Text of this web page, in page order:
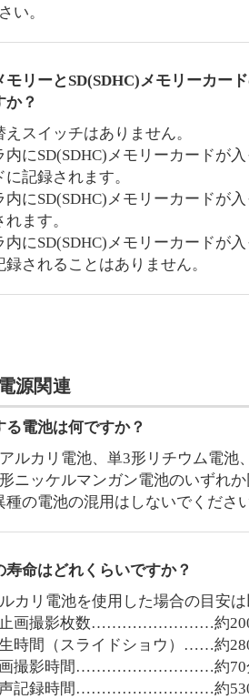
い。
モリーとSD(SDHC)メモリーカー
か？
えスイッチはありません。
内にSD(SDHC)メモリーカードが
に記録されます。
内にSD(SDHC)メモリーカードが
れます。
内にSD(SDHC)メモリーカードが
録されることはありません。
源関連
る電池は何ですか？
ルカリ電池、単3形リチウム電池
ニッケルマンガン電池のいずれ
種の電池の混用はしないでくださ
寿命はどれくらいですか？
カリ電池を使用した場合の目安
画撮影枚数……………………約
時間（スライドショウ）……約
撮影時間………………………約70
記録時間………………………約